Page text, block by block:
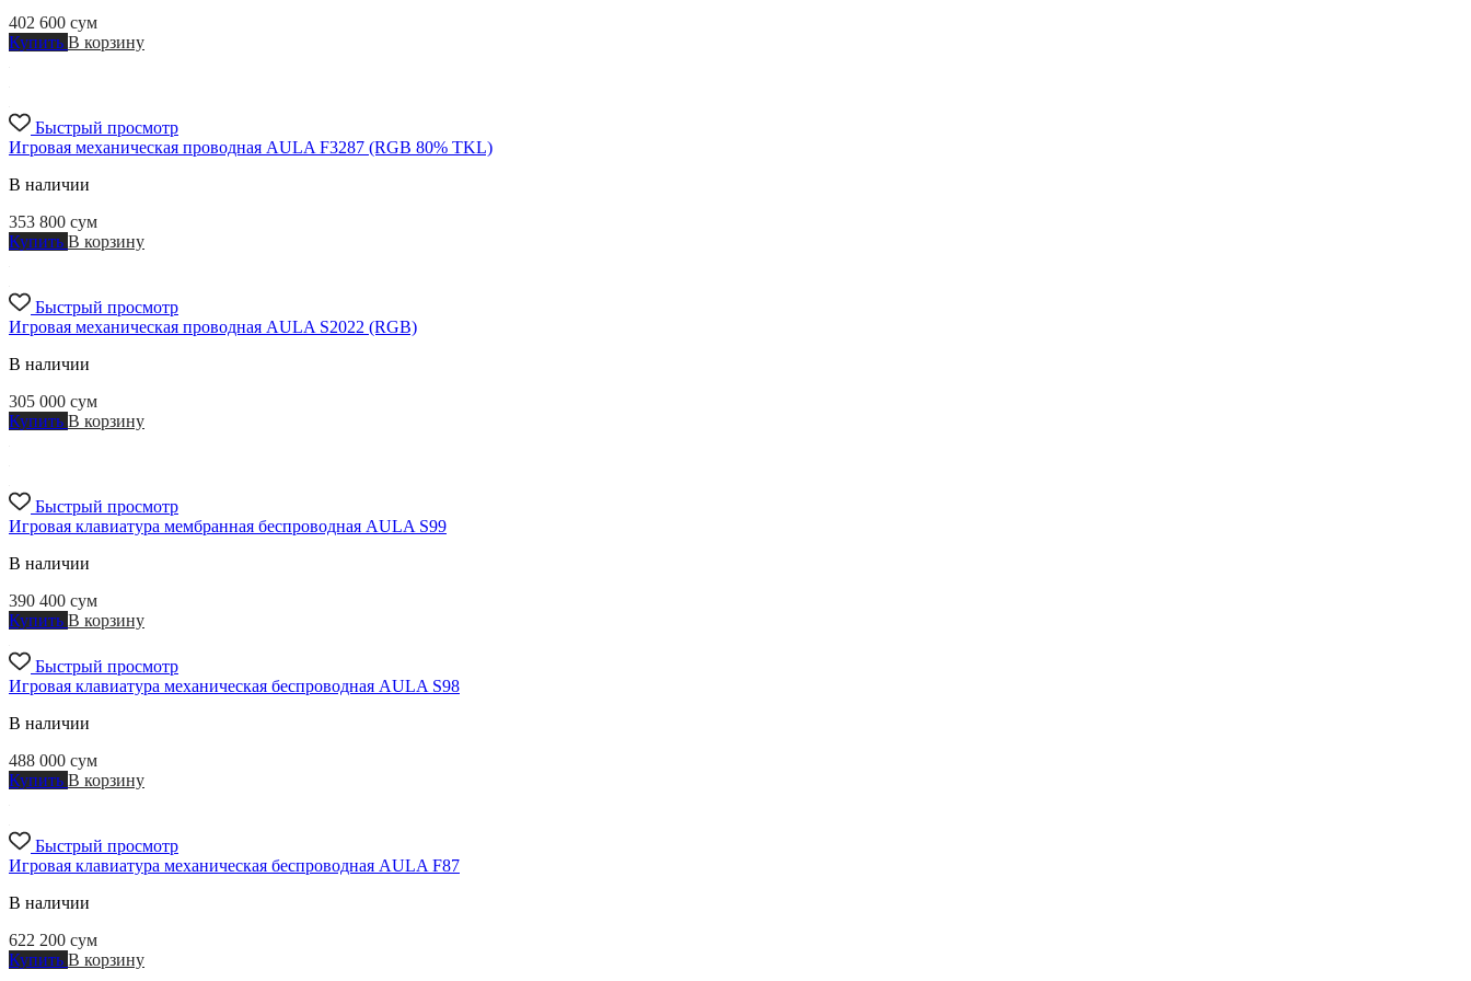
402 600 сум
Купить В корзину
Быстрый просмотр
Игровая механическая проводная AULA F3287 (RGB 80% TKL)
В наличии
353 800 сум
Купить В корзину
Быстрый просмотр
Игровая механическая проводная AULA S2022 (RGB)
В наличии
305 000 сум
Купить В корзину
Быстрый просмотр
Игровая клавиатура мембранная беспроводная AULA S99
В наличии
390 400 сум
Купить В корзину
Быстрый просмотр
Игровая клавиатура механическая беспроводная AULA S98
В наличии
488 000 сум
Купить В корзину
Быстрый просмотр
Игровая клавиатура механическая беспроводная AULA F87
В наличии
622 200 сум
Купить В корзину